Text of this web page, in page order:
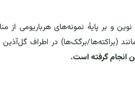
و بر پایهٔ نمونه‌های هرباریومی
(براکته‌ها/برگک‌ها) در اطراف گل‌آذین
انجام گرفته است.